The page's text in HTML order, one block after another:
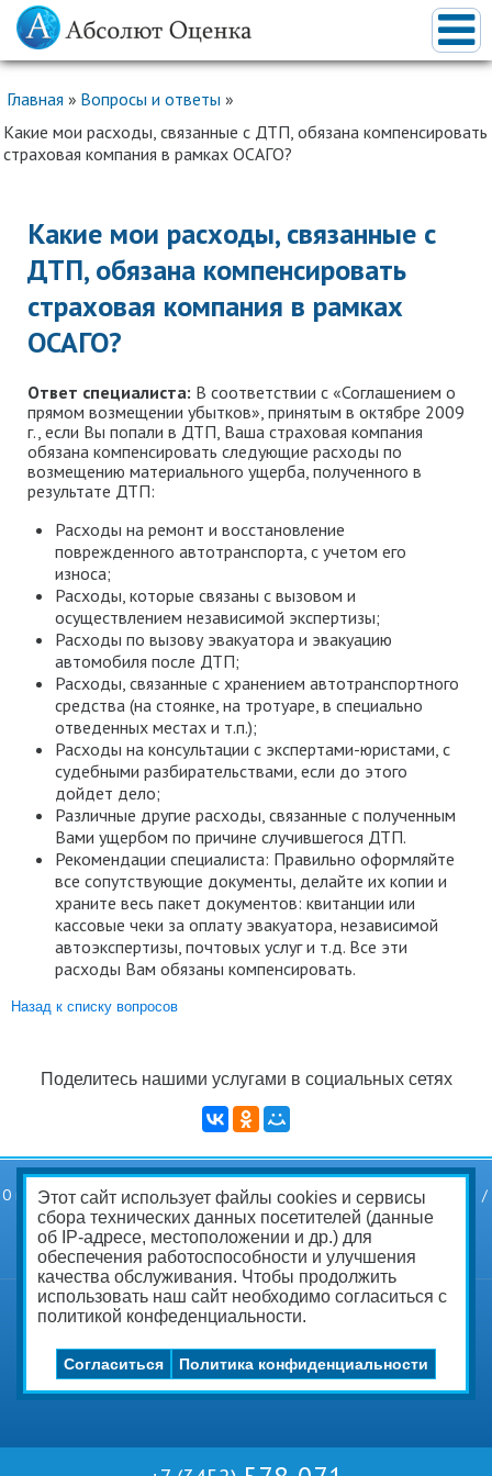
Главная » Вопросы и ответы »
Какие мои расходы, связанные с ДТП, обязана компенсировать
страховая компания в рамках ОСАГО?
Какие мои расходы, связанные с
ДТП, обязана компенсировать
страховая компания в рамках
ОСАГО?
Ответ специалиста: В соответствии с «Соглашением о
прямом возмещении убытков», принятым в октябре 2009
г., если Вы попали в ДТП, Ваша страховая компания
обязана компенсировать следующие расходы по
возмещению материального ущерба, полученного в
результате ДТП:
Расходы на ремонт и восстановление
поврежденного автотранспорта, с учетом его
износа;
Расходы, которые связаны с вызовом и
осуществлением независимой экспертизы;
Расходы по вызову эвакуатора и эвакуацию
автомобиля после ДТП;
Расходы, связанные с хранением автотранспортного
средства (на стоянке, на тротуаре, в специально
отведенных местах и т.п.);
Расходы на консультации с экспертами-юристами, с
судебными разбирательствами, если до этого
дойдет дело;
Различные другие расходы, связанные с полученным
Вами ущербом по причине случившегося ДТП.
Рекомендации специалиста: Правильно оформляйте
все сопутствующие документы, делайте их копии и
храните весь пакет документов: квитанции или
кассовые чеки за оплату эвакуатора, независимой
автоэкспертизы, почтовых услуг и т.д. Все эти
расходы Вам обязаны компенсировать.
Назад к списку вопросов
Поделитесь нашими услугами в социальных сетях
О компании Услуги Статьи Вопросы и ответы Прайс-лист
Скачать
Контакты
Политика конфиденциальности
Соглашение на обработку персональных данных
Вакансии Создание и продвижение сайтаITB-company.com
Этот сайт использует файлы cookies и сервисы
сбора технических данных посетителей (данные
об IP-адресе, местоположении и др.) для
обеспечения работоспособности и улучшения
качества обслуживания. Чтобы продолжить
использовать наш сайт необходимо согласиться с
политикой конфеденциальности.
Согласиться Политика конфиденциальности